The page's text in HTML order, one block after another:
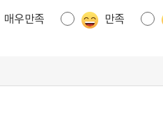
매우만족 만족